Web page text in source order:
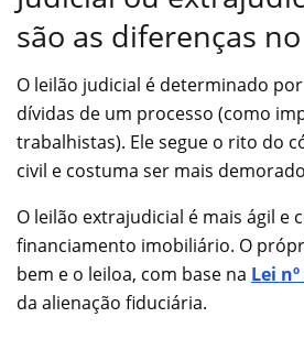
são as diferenças
O leilão judicial é determinado
dívidas de um processo (como
trabalhistas). Ele segue o rito do
civil e costuma ser mais
O leilão extrajudicial é mais ágil e
financiamento imobiliário. O
bem e o leiloa, com base na Lei
da alienação fiduciária.